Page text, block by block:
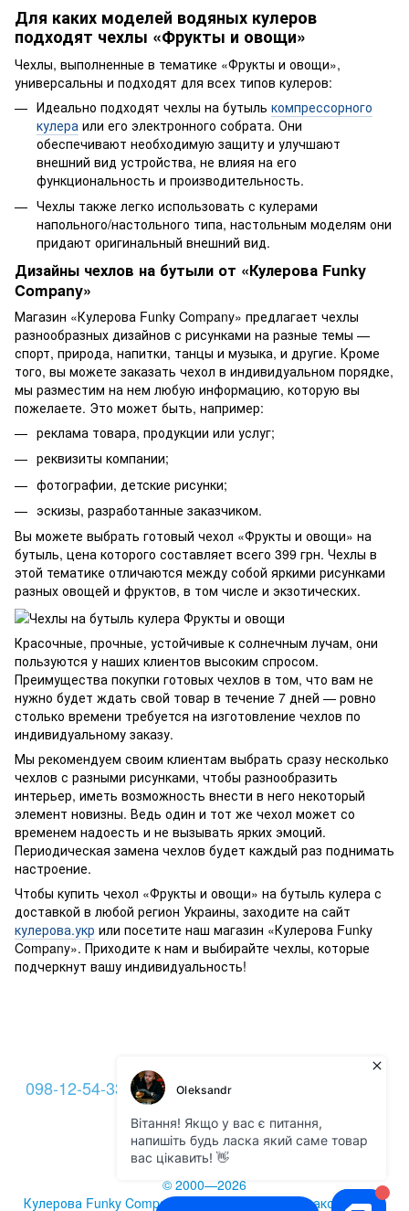
Для каких моделей водяных кулеров
подходят чехлы «Фрукты и овощи»
Чехлы, выполненные в тематике «Фрукты и овощи»,
универсальны и подходят для всех типов кулеров:
Идеально подходят чехлы на бутыль компрессорного
кулера или его электронного собрата. Они
обеспечивают необходимую защиту и улучшают
внешний вид устройства, не влияя на его
функциональность и производительность.
Чехлы также легко использовать с кулерами
напольного/настольного типа, настольным моделям они
придают оригинальный внешний вид.
Дизайны чехлов на бутыли от «Кулерова Funky
Company»
Магазин «Кулерова Funky Company» предлагает чехлы
разнообразных дизайнов с рисунками на разные темы —
спорт, природа, напитки, танцы и музыка, и другие. Кроме
того, вы можете заказать чехол в индивидуальном порядке,
мы разместим на нем любую информацию, которую вы
пожелаете. Это может быть, например:
реклама товара, продукции или услуг;
реквизиты компании;
фотографии, детские рисунки;
эскизы, разработанные заказчиком.
Вы можете выбрать готовый чехол «Фрукты и овощи» на
бутыль, цена которого составляет всего 399 грн. Чехлы в
этой тематике отличаются между собой яркими рисунками
разных овощей и фруктов, в том числе и экзотических.
Красочные, прочные, устойчивые к солнечным лучам, они
пользуются у наших клиентов высоким спросом.
Преимущества покупки готовых чехлов в том, что вам не
нужно будет ждать свой товар в течение 7 дней — ровно
столько времени требуется на изготовление чехлов по
индивидуальному заказу.
Мы рекомендуем своим клиентам выбрать сразу несколько
чехлов с разными рисунками, чтобы разнообразить
интерьер, иметь возможность внести в него некоторый
элемент новизны. Ведь один и тот же чехол может со
временем надоесть и не вызывать ярких эмоций.
Периодическая замена чехлов будет каждый раз поднимать
настроение.
Чтобы купить чехол «Фрукты и овощи» на бутыль кулера с
доставкой в любой регион Украины, заходите на сайт
кулерова.укр или посетите наш магазин «Кулерова Funky
Company». Приходите к нам и выбирайте чехлы, которые
подчеркнут вашу индивидуальность!
098-12-54-333 093-12-54-333
Контакты
Полная версия сайта
© 2000—2026
Кулерова Funky Company -
и аксессуары